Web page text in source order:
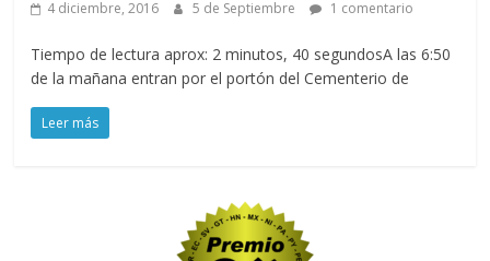
4 diciembre, 2016 5 de Septiembre 1 comentario
Tiempo de lectura aprox: 2 minutos, 40 segundosA las 6:50
de la mañana entran por el portón del Cementerio de
Leer más